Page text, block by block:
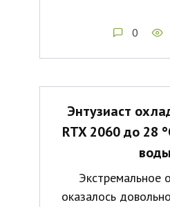
0
Энтузиаст
RTX 2060 до 28
воды
Экстремальное
оказалось